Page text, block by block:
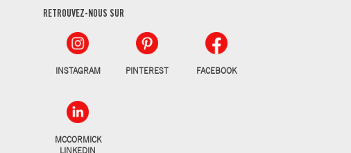
RETROUVEZ-NOUS SUR
INSTAGRAM PINTEREST FACEBOOK
MCCORMICK
LINKEDIN